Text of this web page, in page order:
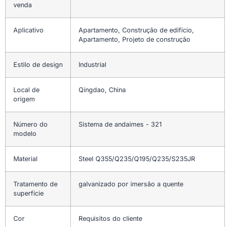
venda
Aplicativo
Apartamento, Construção de edifício,
Apartamento, Projeto de construção
Estilo de design Industrial
Local de
origem
Qingdao, China
Número do
modelo
Sistema de andaimes - 321
Material Steel Q355/Q235/Q195/Q235/S235JR
Tratamento de
superfície
galvanizado por imersão a quente
Cor Requisitos do cliente